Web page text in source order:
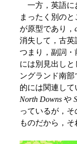
一方，英語に
まったく別の
が原型であり，
消失して，古英
つまり，副詞・
には別見出し
ングランド南
的には関連し
North Downs や
っているが，そ
ものだから，そ